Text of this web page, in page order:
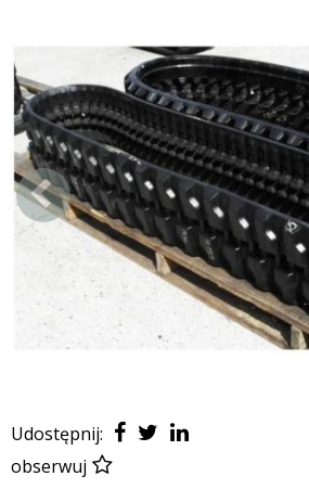
Udostępnij:
obserwuj